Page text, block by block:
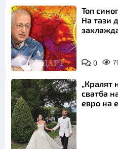
Топ
На тази
0
„Кралят
сватба
евро на